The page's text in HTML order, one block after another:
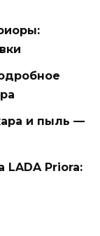
и пыль —
LADA Priora: